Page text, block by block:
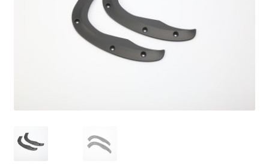
Vertrag widerrufen
Zahlungsarten